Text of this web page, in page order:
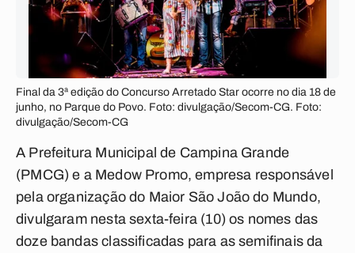
Final da 3ª edição do Concurso Arretado Star ocorre no dia 18 de
junho, no Parque do Povo. Foto: divulgação/Secom-CG. Foto:
divulgação/Secom-CG
A Prefeitura Municipal de Campina Grande
(PMCG) e a Medow Promo, empresa responsável
pela organização do Maior São João do Mundo,
divulgaram nesta sexta-feira (10) os nomes das
doze bandas classificadas para as semifinais da